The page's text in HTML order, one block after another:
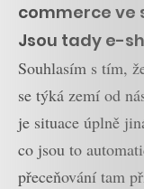
commerce ve
Jsou tady e-
Souhlasím s tím,
se týká zemí od
je situace úplně
co jsou to
přeceňování tam